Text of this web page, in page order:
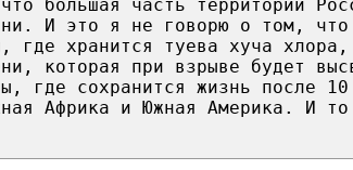
большая часть территории
И это я не говорю о том, что
где хранится туева хуча
которая при взрыве будет
где сохранится жизнь после
Африка и Южная Америка. И